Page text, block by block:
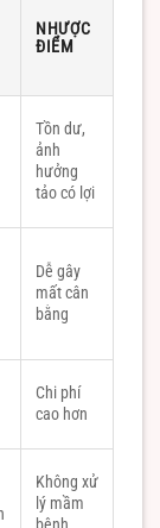
NHƯỢC
ĐIỂM
Tồn dư,
ảnh
hưởng
tảo có lợi
Dễ gây
mất cân
bằng
Chi phí
cao hơn
Không xử
lý mầm